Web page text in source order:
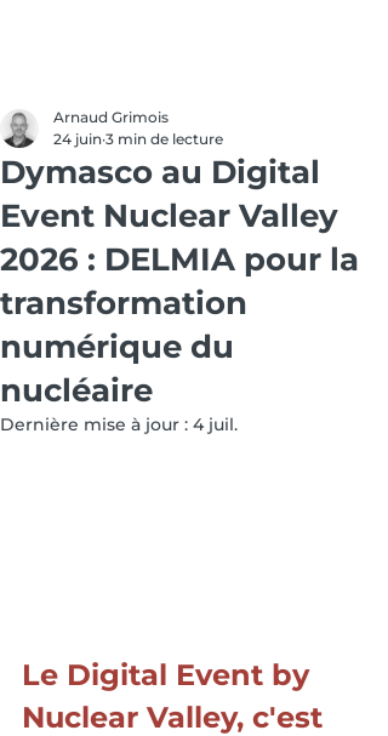
Dymasco au Digital
Event Nuclear Valley
2026 : DELMIA pour la
transformation
numérique du
nucléaire
Arnaud Grimois
24 juin 3 min de lecture
Dernière mise à jour : 4 juil.
Le Digital Event by
Nuclear Valley, c'est